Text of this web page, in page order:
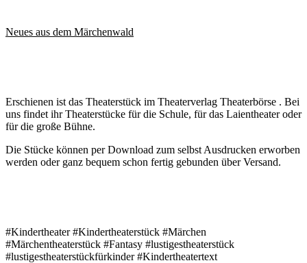
Neues aus dem Märchenwald
Erschienen ist das Theaterstück im Theaterverlag Theaterbörse . Bei
uns findet ihr Theaterstücke für die Schule, für das Laientheater oder
für die große Bühne.
Die Stücke können per Download zum selbst Ausdrucken erworben
werden oder ganz bequem schon fertig gebunden über Versand.
#Kindertheater #Kindertheaterstück #Märchen
#Märchentheaterstück #Fantasy #lustigestheaterstück
#lustigestheaterstückfürkinder #Kindertheatertext